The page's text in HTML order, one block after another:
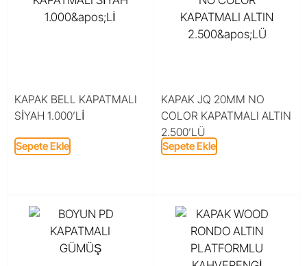
KAPAK BELL KAPATMALI
SİYAH 1.000’Lİ
Sepete Ekle
KAPAK JQ 20MM NO
COLOR KAPATMALI ALTIN
2.500’LÜ
Sepete Ekle